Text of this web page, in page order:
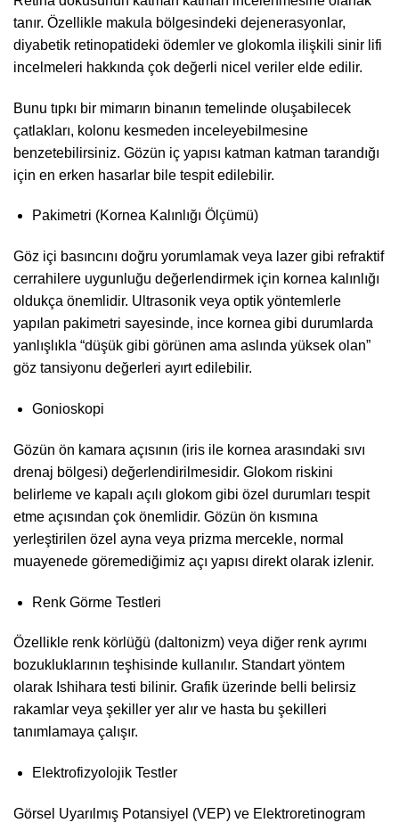
tanır. Özellikle makula bölgesindeki dejenerasyonlar,
diyabetik retinopatideki ödemler ve glokomla ilişkili sinir lifi
incelmeleri hakkında çok değerli nicel veriler elde edilir.
Bunu tıpkı bir mimarın binanın temelinde oluşabilecek
çatlakları, kolonu kesmeden inceleyebilmesine
benzetebilirsiniz. Gözün iç yapısı katman katman tarandığı
için en erken hasarlar bile tespit edilebilir.
Pakimetri (Kornea Kalınlığı Ölçümü)
Göz içi basıncını doğru yorumlamak veya lazer gibi refraktif
cerrahilere uygunluğu değerlendirmek için kornea kalınlığı
oldukça önemlidir. Ultrasonik veya optik yöntemlerle
yapılan pakimetri sayesinde, ince kornea gibi durumlarda
yanlışlıkla “düşük gibi görünen ama aslında yüksek olan”
göz tansiyonu değerleri ayırt edilebilir.
Gonioskopi
Gözün ön kamara açısının (iris ile kornea arasındaki sıvı
drenaj bölgesi) değerlendirilmesidir. Glokom riskini
belirleme ve kapalı açılı glokom gibi özel durumları tespit
etme açısından çok önemlidir. Gözün ön kısmına
yerleştirilen özel ayna veya prizma mercekle, normal
muayenede göremediğimiz açı yapısı direkt olarak izlenir.
Renk Görme Testleri
Özellikle renk körlüğü (daltonizm) veya diğer renk ayrımı
bozukluklarının teşhisinde kullanılır. Standart yöntem
olarak Ishihara testi bilinir. Grafik üzerinde belli belirsiz
rakamlar veya şekiller yer alır ve hasta bu şekilleri
tanımlamaya çalışır.
Elektrofizyolojik Testler
Görsel Uyarılmış Potansiyel (VEP) ve Elektroretinogram